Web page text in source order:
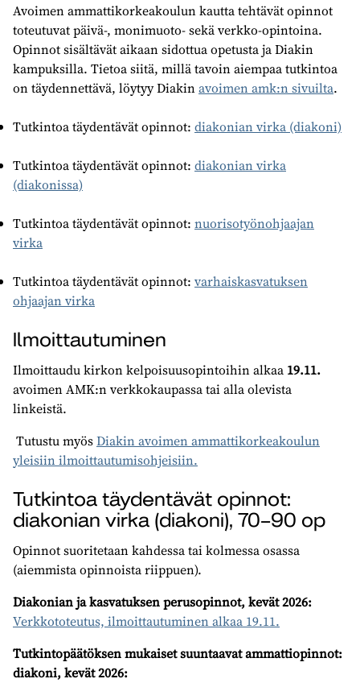
Avoimen ammattikorkeakoulun kautta tehtävät opinnot
toteutuvat päivä-, monimuoto- sekä verkko-opintoina.
Opinnot sisältävät aikaan sidottua opetusta ja Diakin
kampuksilla. Tietoa siitä, millä tavoin aiempaa tutkintoa
on täydennettävä, löytyy Diakinavoimen amk:n sivuilta.
Tutkintoa täydentävät opinnot: diakonian virka (diakoni)
Tutkintoa täydentävät opinnot: diakonian virka
(diakonissa)
Tutkintoa täydentävät opinnot: nuorisotyönohjaajan
virka
Tutkintoa täydentävät opinnot: varhaiskasvatuksen
ohjaajan virka
Ilmoittautuminen
Ilmoittaudu kirkon kelpoisuusopintoihin alkaa 19.11.
avoimen AMK:n verkkokaupassa tai alla olevista
linkeistä.
Tutustu myösDiakin avoimen ammattikorkeakoulun
yleisiin ilmoittautumisohjeisiin.
Tutkintoa täydentävät opinnot:
diakonian virka (diakoni), 70–90 op
Opinnot suoritetaan kahdessa tai kolmessa osassa
(aiemmista opinnoista riippuen).
Diakonian ja kasvatuksen perusopinnot, kevät 2026:
Verkkototeutus, ilmoittautuminen alkaa 19.11.
Tutkintopäätöksen mukaiset suuntaavat ammattiopinnot:
diakoni, kevät 2026: